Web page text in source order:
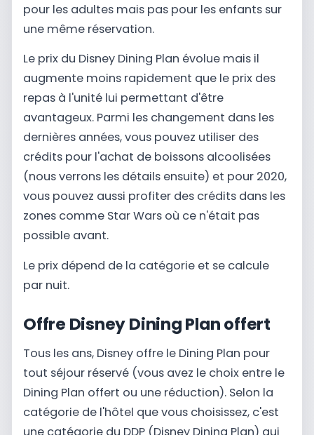
pour les adultes mais pas pour les enfants sur
une même réservation.
Le prix du Disney Dining Plan évolue mais il
augmente moins rapidement que le prix des
repas à l'unité lui permettant d'être
avantageux. Parmi les changement dans les
dernières années, vous pouvez utiliser des
crédits pour l'achat de boissons alcoolisées
(nous verrons les détails ensuite) et pour 2020,
vous pouvez aussi profiter des crédits dans les
zones comme Star Wars où ce n'était pas
possible avant.
Le prix dépend de la catégorie et se calcule
par nuit.
Offre Disney Dining Plan offert
Tous les ans, Disney offre le Dining Plan pour
tout séjour réservé (vous avez le choix entre le
Dining Plan offert ou une réduction). Selon la
catégorie de l'hôtel que vous choisissez, c'est